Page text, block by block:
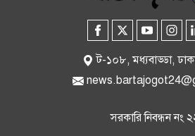
দিল্লিতে শেখ
অবস্থান স্পষ্ট
ভোগদখলের
ট-১০৮, মধ্যবাড্ডা,
সরকারি নিবন্ধন নং